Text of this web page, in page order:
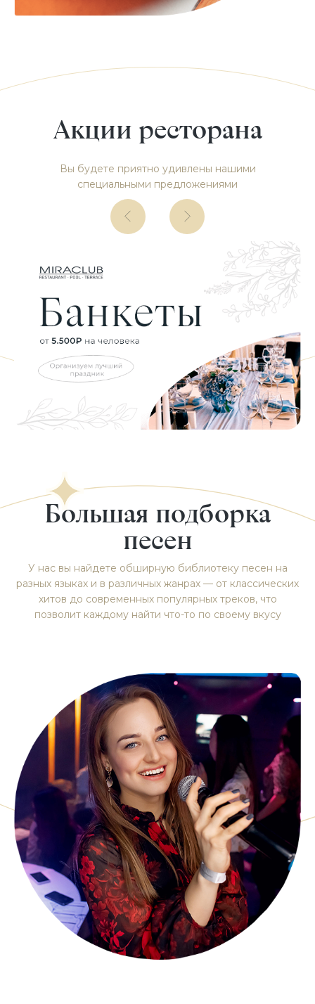
Акции ресторана
Вы будете приятно удивлены нашими
специальными предложениями
Большая подборка
песен
У нас вы найдете обширную библиотеку песен на
разных языках и в различных жанрах — от классических
хитов до современных популярных треков, что
позволит каждому найти что-то по своему вкусу